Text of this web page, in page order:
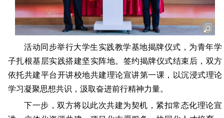
活动同步举行大学生实践教学基地揭牌仪式，为青年学
子扎根基层实践搭建坚实阵地。签约揭牌仪式结束后，双方
依托共建平台开讲校地共建理论宣讲第一课，以沉浸式理论
学习凝聚思想共识，汲取奋进前行精神力量。
下一步，双方将以此次共建为契机，紧扣常态化理论宣